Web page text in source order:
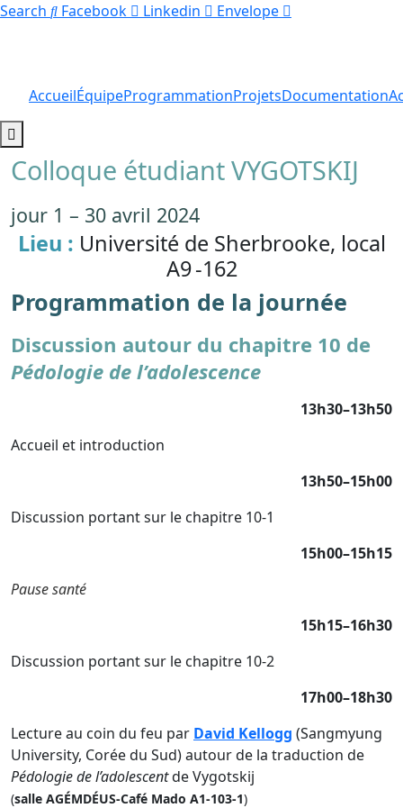
Search Facebook Linkedin Envelope
AccueilÉquipeProgrammationProjetsDocumentation
Hamburger Toggle Menu
Colloque étudiant VYGOTSKIJ
jour 1 – 30 avril 2024
Lieu : Université de Sherbrooke, local
A9 -162
Programmation de la journée
Discussion autour du chapitre 10 de
Pédologie de l’adolescence
13h30–13h50
Accueil et introduction
13h50–15h00
Discussion portant sur le chapitre 10-1
15h00–15h15
Pause santé
15h15–16h30
Discussion portant sur le chapitre 10-2
17h00–18h30
Lecture au coin du feu par David Kellogg (Sangmyung
University, Corée du Sud) autour de la traduction de
Pédologie de l’adolescentde Vygotskij
(salle AGÉMDÉUS-Café Mado A1-103-1)